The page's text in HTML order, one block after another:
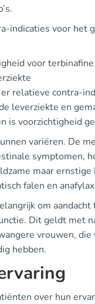
indicaties voor het
voor terbinafine
relatieve contra-
leverziekte en
is voorzichtigheid
variëren. De
symptomen,
maar
falen en
om aandacht
Dit geldt met
vrouwen, die
hebben.
over hun